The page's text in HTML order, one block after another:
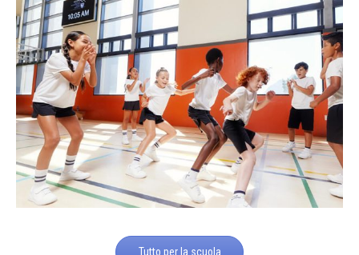
Tutto per la scuola